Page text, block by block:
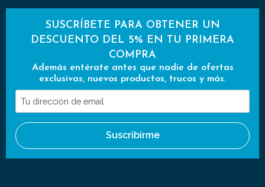
SUSCRÍBETE PARA OBTENER UN
DESCUENTO DEL 5% EN TU PRIMERA
COMPRA
Además entérate antes que nadie de ofertas
exclusivas, nuevos productos, trucos y más.
Tu
dirección
de
email
Suscribirme